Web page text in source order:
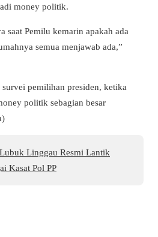
money politik.
saat Pemilu kemarin apakah ada
semua menjawab ada,”
pemilihan presiden, ketika
politik sebagian besar
Linggau Resmi Lantik
Kasat Pol PP